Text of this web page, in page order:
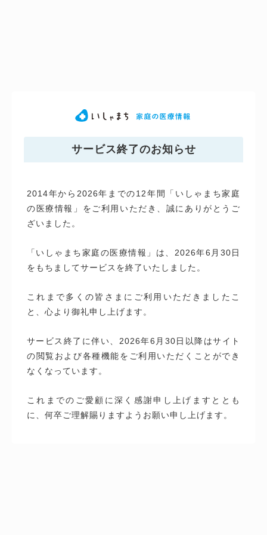
サービス終了のお知らせ
2014年から2026年までの12年間「いしゃまち家庭
の医療情報」をご利用いただき、誠にありがとうご
ざいました。
「いしゃまち家庭の医療情報」は、2026年6月30日
をもちましてサービスを終了いたしました。
これまで多くの皆さまにご利用いただきましたこ
と、心より御礼申し上げます。
サービス終了に伴い、2026年6月30日以降はサイト
の閲覧および各種機能をご利用いただくことができ
なくなっています。
これまでのご愛顧に深く感謝申し上げますととも
に、何卒ご理解賜りますようお願い申し上げます。